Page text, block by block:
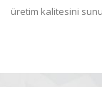
üretim kalitesini